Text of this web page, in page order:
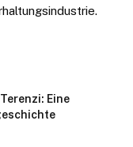
Eine